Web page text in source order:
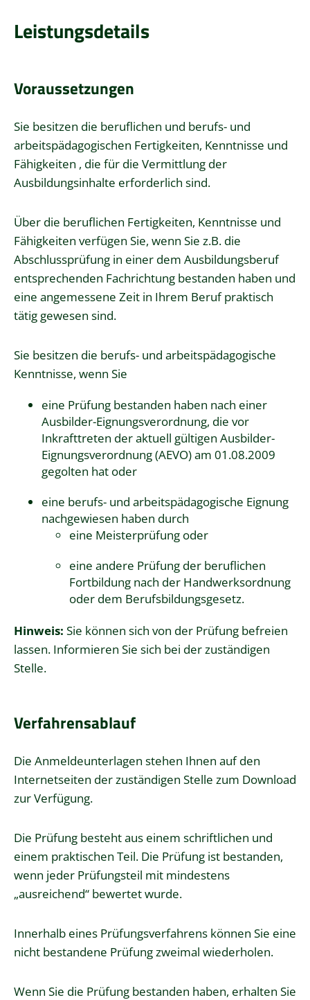
Leistungsdetails
Voraussetzungen
Sie besitzen die beruflichen und berufs- und
arbeitspädagogischen Fertigkeiten, Kenntnisse und
Fähigkeiten , die für die Vermittlung der
Ausbildungsinhalte erforderlich sind.
Über die beruflichen Fertigkeiten, Kenntnisse und
Fähigkeiten verfügen Sie, wenn Sie z.B. die
Abschlussprüfung in einer dem Ausbildungsberuf
entsprechenden Fachrichtung bestanden haben und
eine angemessene Zeit in Ihrem Beruf praktisch
tätig gewesen sind.
Sie besitzen die berufs- und arbeitspädagogische
Kenntnisse, wenn Sie
eine Prüfung bestanden haben nach einer
Ausbilder-Eignungsverordnung, die vor
Inkrafttreten der aktuell gültigen Ausbilder-
Eignungsverordnung (AEVO) am 01.08.2009
gegolten hat oder
eine berufs- und arbeitspädagogische Eignung
nachgewiesen haben durch
eine Meisterprüfung oder
eine andere Prüfung der beruflichen
Fortbildung nach der Handwerksordnung
oder dem Berufsbildungsgesetz.
Hinweis: Sie können sich von der Prüfung befreien
lassen. Informieren Sie sich bei der zuständigen
Stelle.
Verfahrensablauf
Die Anmeldeunterlagen stehen Ihnen auf den
Internetseiten der zuständigen Stelle zum Download
zur Verfügung.
Die Prüfung besteht aus einem schriftlichen und
einem praktischen Teil. Die Prüfung ist bestanden,
wenn jeder Prüfungsteil mit mindestens
„ausreichend“ bewertet wurde.
Innerhalb eines Prüfungsverfahrens können Sie eine
nicht bestandene Prüfung zweimal wiederholen.
Wenn Sie die Prüfung bestanden haben, erhalten Sie